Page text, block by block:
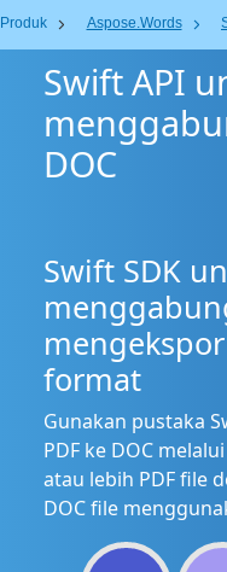
Produk Aspose.Words
Swift API
DOC
Swift SDK
format
Gunakan pustaka
PDF ke DOC
atau lebih PDF file
DOC file